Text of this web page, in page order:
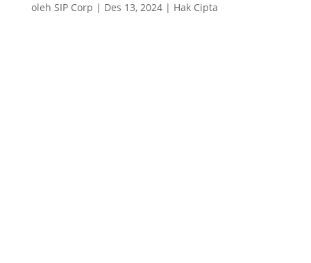
oleh SIP Corp | Des 13, 2024| Hak Cipta